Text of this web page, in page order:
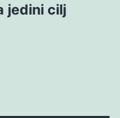
jedini cilj